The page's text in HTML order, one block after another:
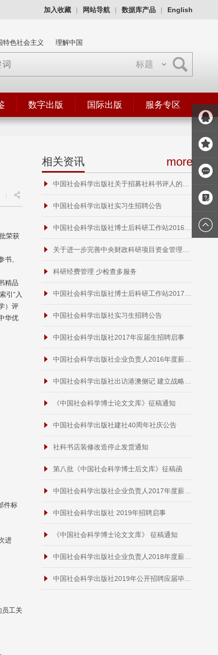
加入收藏 | 网站导航 | 数据库产品 | English
特色社会主义 理解中国
数字出版 国际出版 服务专区
荣获
、
精品
引”入
）评
华优
件标
进
员工关
相关资讯 more
中国社会科学出版社实习生招聘公告
科研经费管理 少检查多服务
中国社会科学出版社实习生招聘公告
中国社会科学出版社2017年应届生招聘启事
《中国社会科学博士论文文库》征稿通知
中国社会科学出版社建社40周年社庆公告
社科书店装修改造停止发货通知
第八批《中国社会科学博士后文库》征稿函
中国社会科学出版社 2019年招聘启事
《中国社会科学博士论文文库》 征稿通知